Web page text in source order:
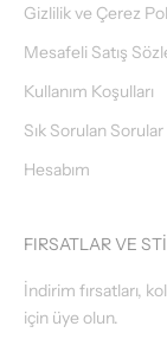
Gizlilik ve Çerez
Mesafeli Satış
Kullanım Koşulları
Sık Sorulan Sorular
Hesabım
FIRSATLAR VE
İndirim fırsatları,
için üye olun.